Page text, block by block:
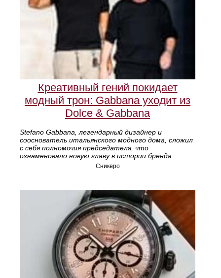
Креативный гений покидает
модный трон: Gabbana уходит из
Dolce & Gabbana
Stefano Gabbana, легендарный дизайнер и
сооснователь итальянского модного дома, сложил
с себя полномочия председателя, что
ознаменовало новую главу в истории бренда.
Сникеро